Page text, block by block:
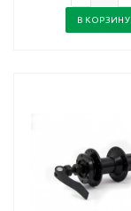
В КОРЗИНУ